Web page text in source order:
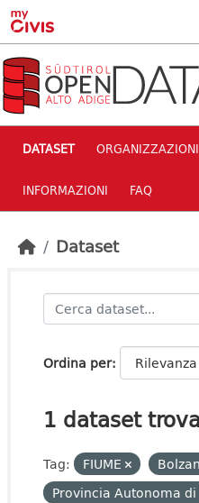
Skip to main content
DATASET ORGANIZZAZIONI
INFORMAZIONI FAQ
Dataset
Ordina per
1 dataset
Tag: FIUME
Provincia Autonoma